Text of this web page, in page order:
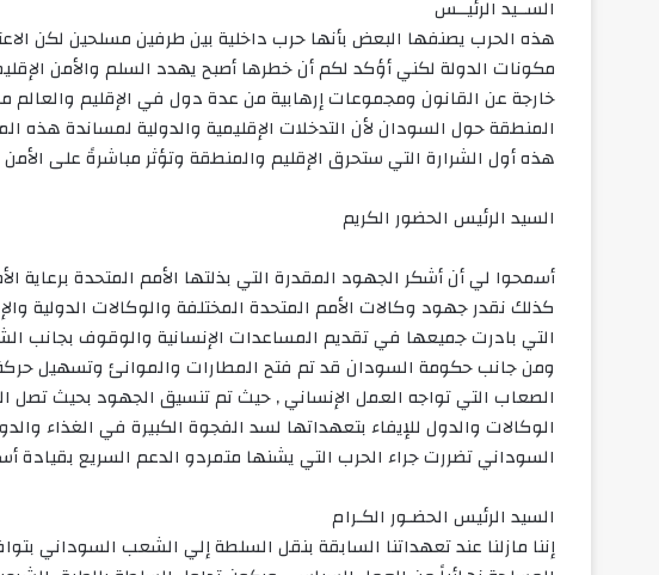
الســيد الرئيــس
هذه الحرب يصنفها البعض بأنها حرب داخلية بين طرفين مسلحين لكن
مكونات الدولة لكني أؤكد لكم أن خطرها أصبح يهدد السلم والأمن
خارجة عن القانون ومجموعات إرهابية من عدة دول في الإقليم والعالم
المنطقة حول السودان لأن التدخلات الإقليمية والدولية لمساندة
هذه أول الشرارة التي ستحرق الإقليم والمنطقة وتؤثر مباشرةً على
السيد الرئيس الحضور الكريم
أسمحوا لي أن أشكر الجهود المقدرة التي بذلتها الأمم المتحدة برعاية
كذلك نقدر جهود وكالات الأمم المتحدة المختلفة والوكالات الدولية
التي بادرت جميعها في تقديم المساعدات الإنسانية والوقوف بجانب
ومن جانب حكومة السودان قد تم فتح المطارات والموانئ وتسهيل
الصعاب التي تواجه العمل الإنساني , حيث تم تنسيق الجهود بحيث تصل
الوكالات والدول للإيفاء بتعهداتها لسد الفجوة الكبيرة في الغذاء
السوداني تضررت جراء الحرب التي يشنها متمردو الدعم السريع بقيادة
السيد الرئيس الحضـور الكـرام
إننا مازلنا عند تعهداتنا السابقة بنقل السلطة إلي الشعب السوداني